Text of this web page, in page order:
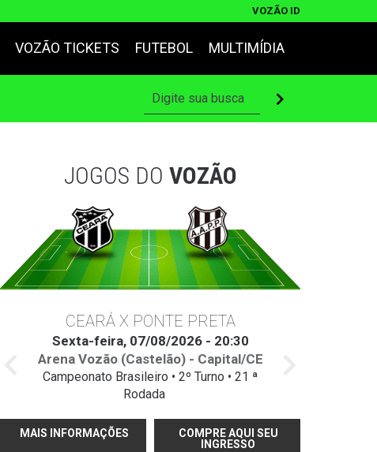
VOZÃO ID
VOZÃO TICKETS FUTEBOL MULTIMÍDIA
JOGOS DO VOZÃO
CEARÁ X PONTE PRETA
Sexta-feira, 07/08/2026 - 20:30
Arena Vozão (Castelão) - Capital/CE
Campeonato Brasileiro • 2º Turno • 21 ª
Rodada
MAIS INFORMAÇÕES
COMPRE AQUI SEU
INGRESSO